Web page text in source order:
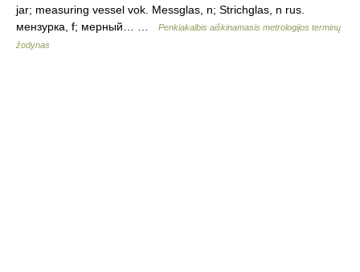
jar; measuring vessel vok. Messglas, n; Strichglas, n rus.
мензурка, f; мерный… …
Penkiakalbis aiškinamasis metrologijos terminų
žodynas